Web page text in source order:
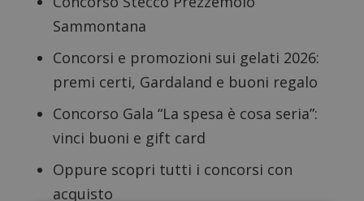
Sammontana
Concorsi e promozioni sui gelati 2026:
premi certi, Gardaland e buoni regalo
Concorso Gala “La spesa è cosa seria”:
vinci buoni e gift card
Oppure scopri tutti i concorsi con
acquisto